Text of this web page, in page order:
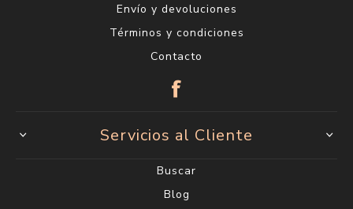
Envío y devoluciones
Términos y condiciones
Contacto
Servicios al Cliente
Buscar
Blog